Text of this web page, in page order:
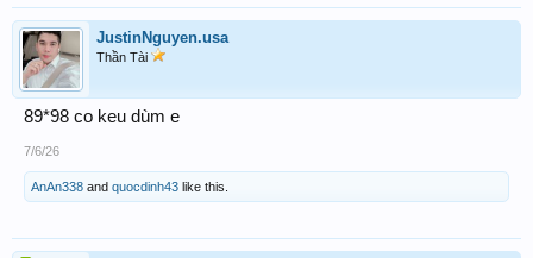
JustinNguyen.usa
Thần Tài
89*98 co keu dùm e
7/6/26
AnAn338 and quocdinh43 like this.